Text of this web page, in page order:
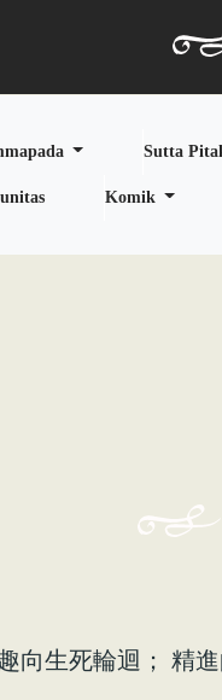
Sutta
Komik
向生死輪迴； 精